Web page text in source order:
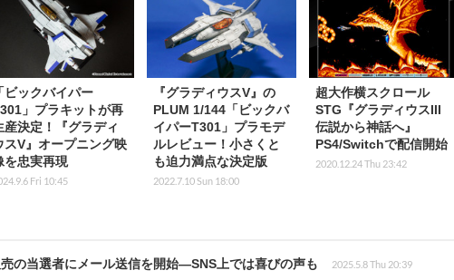
ビックバイパー
」プラキットが再
産決定！『グラディ
スV』オープニング映
を忠実再現
Fri 10:45
『グラディウスV』の
PLUM 1/144「ビックバ
イパーT301」プラモデ
ルレビュー！小さくと
も迫力満点な決定版
2022.7.10 Sun 18:00
超大作横スクロール
STG『グラディウスIII
伝説から神話へ』
PS4/Switchで配信開始
2020.12.24 Thu 23:42
の当選者にメール送信を開始―SNS上では喜びの声も 2025.5.8 Thu 20:39